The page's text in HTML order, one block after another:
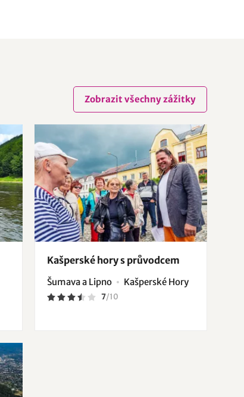
Zobrazit všechny zážitky
Kašperské hory s průvodcem
Šumava a Lipno Kašperské Hory
7/10